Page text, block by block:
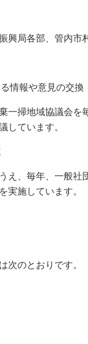
興局各部、管内市
情報や意見の交換
一掃地域協議会を
しています。
え、毎年、一般社
実施しています。
のとおりです。